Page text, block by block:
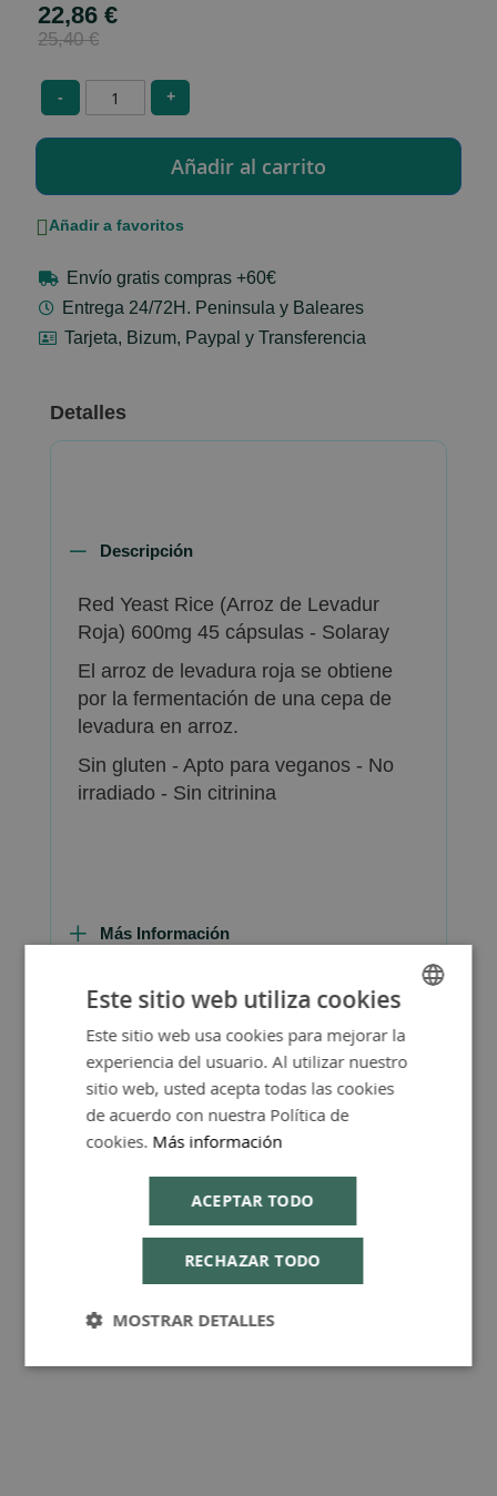
Special
Price
22,86 €
25,40 €
- +
Añadir a favoritos
Envío gratis compras +60€
Entrega 24/72H. Peninsula y Baleares
Tarjeta, Bizum, Paypal y Transferencia
Detalles
Descripción
Red Yeast Rice (Arroz de Levadur
Roja) 600mg 45 cápsulas - Solaray
El arroz de levadura roja se obtiene
por la fermentación de una cepa de
levadura en arroz.
Sin gluten - Apto para veganos - No
irradiado - Sin citrinina
Más Información
FAQ - Preguntas y Respuestas
Consejos de Compra Producto
SPANISH
ENGLISH
Este sitio web utiliza cookies
Este sitio web usa cookies para mejorar la
experiencia del usuario. Al utilizar nuestro
sitio web, usted acepta todas las cookies
de acuerdo con nuestra Política de
cookies. Más información
ACEPTAR TODO
RECHAZAR TODO
MOSTRAR DETALLES